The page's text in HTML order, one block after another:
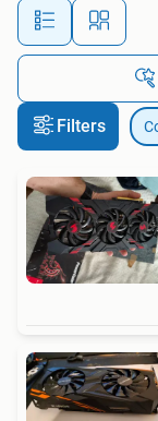
Filters